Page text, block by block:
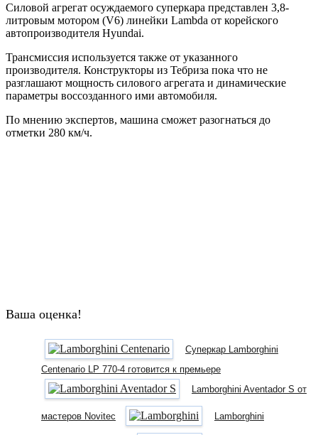
Силовой агрегат осуждаемого суперкара представлен 3,8-
литровым мотором (V6) линейки Lambda от корейского
автопроизводителя Hyundai.
Трансмиссия используется также от указанного
производителя. Конструкторы из Тебриза пока что не
разглашают мощность силового агрегата и динамические
параметры воссозданного ими автомобиля.
По мнению экспертов, машина сможет разогнаться до
отметки 280 км/ч.
Ваша оценка!
Суперкар Lamborghini
Centenario LP 770-4 готовится к премьере
Lamborghini Aventador S от
мастеров Novitec Lamborghini